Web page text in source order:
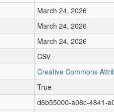
March 24, 2026
March 24, 2026
March 24, 2026
CSV
Creative Commons
True
d6b55000-a08c-4841-